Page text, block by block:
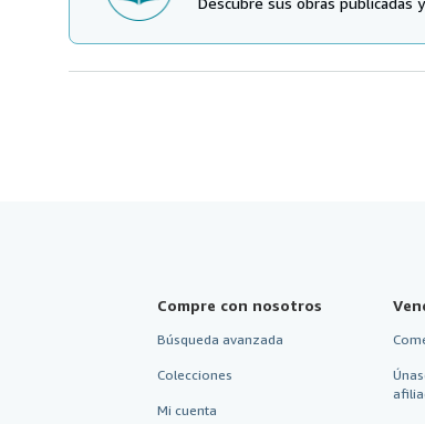
Compre con nosotros
Búsqueda avanzada
Colecciones
Mi cuenta